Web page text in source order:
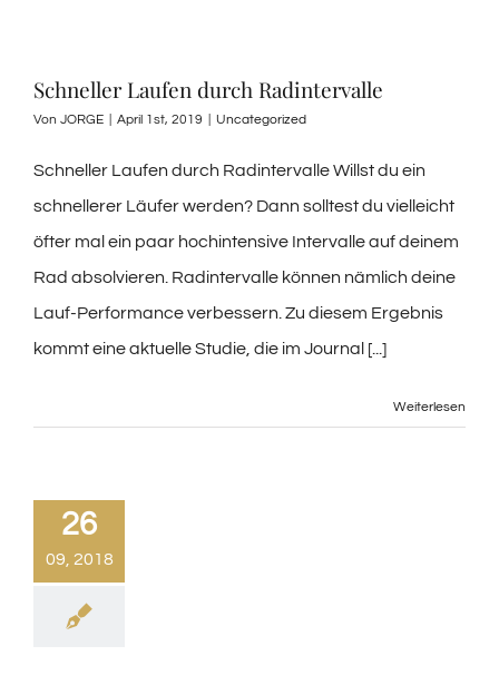
Schneller Laufen durch Radintervalle
Von JORGE April 1st, 2019 Uncategorized
Schneller Laufen durch Radintervalle Willst du ein
schnellerer Läufer werden? Dann solltest du vielleicht
öfter mal ein paar hochintensive Intervalle auf deinem
Rad absolvieren. Radintervalle können nämlich deine
Lauf-Performance verbessern. Zu diesem Ergebnis
kommt eine aktuelle Studie, die im Journal [...]
Weiterlesen
26
09, 2018